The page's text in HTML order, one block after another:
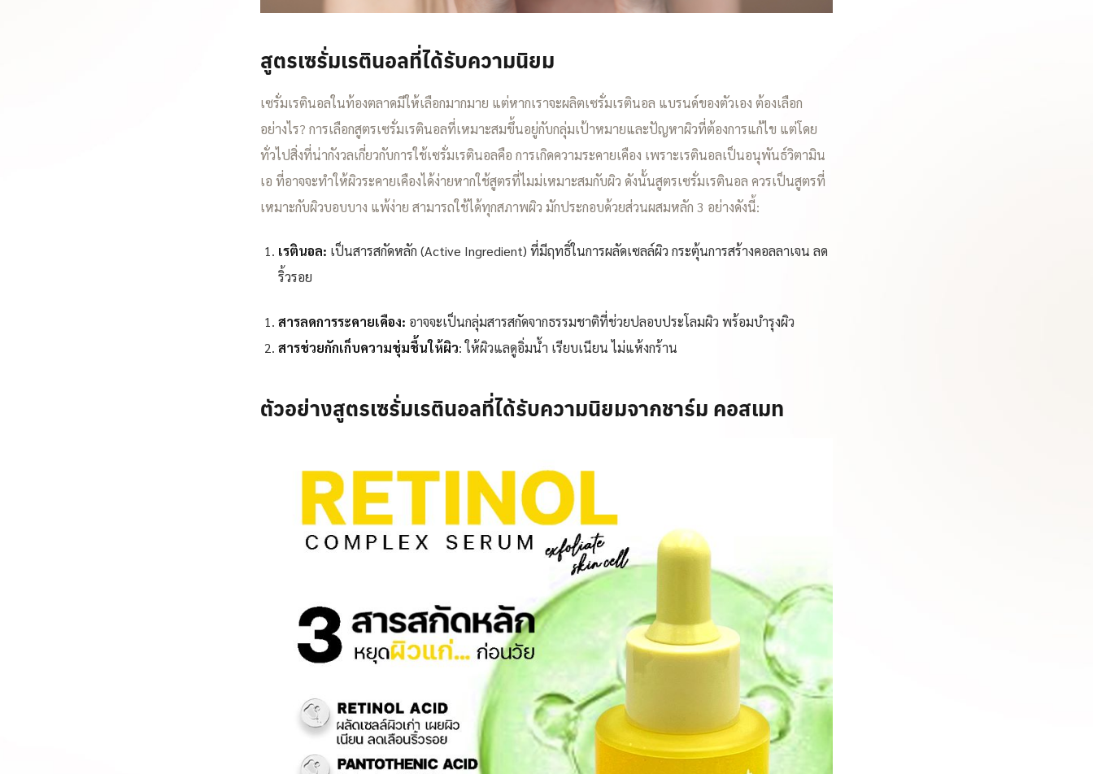
สูตรเซรั่มเรตินอลที่ได้รับความนิยม
เซรั่มเรตินอลในท้องตลาดมีให้เลือกมากมาย แต่หากเราจะผลิตเซรั่มเรตินอล แบรนด์ของตัวเอง ต้องเลือก
อย่างไร? การเลือกสูตรเซรั่มเรตินอลที่เหมาะสมขึ้นอยู่กับกลุ่มเป้าหมายและปัญหาผิวที่ต้องการแก้ไข แต่โดย
ทั่วไปสิ่งที่น่ากังวลเกี่ยวกับการใช้เซรั่มเรตินอลคือ การเกิดความระคายเคือง เพราะเรตินอลเป็นอนุพันธ์วิตามิน
เอ ที่อาจจะทำให้ผิวระคายเคืองได้ง่ายหากใช้สูตรที่ไมม่เหมาะสมกับผิว ดังนั้นสูตรเซรั่มเรตินอล ควรเป็นสูตรที่
เหมาะกับผิวบอบบาง แพ้ง่าย สามารถใช้ได้ทุกสภาพผิว มักประกอบด้วยส่วนผสมหลัก 3 อย่างดังนี้:
เรตินอล: เป็นสารสกัดหลัก (Active Ingredient) ที่มีฤทธิ์ในการผลัดเซลล์ผิว กระตุ้นการสร้างคอลลาเจน ลด
ริ้วรอย
สารลดการระคายเคือง: อาจจะเป็นกลุ่มสารสกัดจากธรรมชาติที่ช่วยปลอบประโลมผิว พร้อมบำรุงผิว
สารช่วยกักเก็บความชุ่มชื้นให้ผิว: ให้ผิวแลดูอิ่มน้ำ เรียบเนียน ไม่แห้งกร้าน
ตัวอย่างสูตรเซรั่มเรตินอลที่ได้รับความนิยมจากชาร์ม คอสเมท